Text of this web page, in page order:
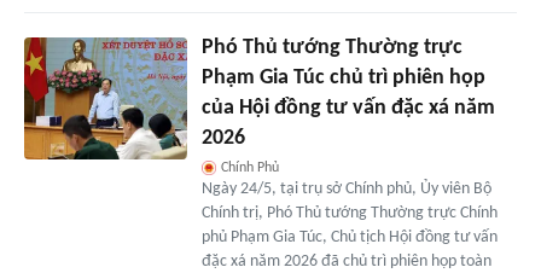
Phó Thủ tướng Thường trực
Phạm Gia Túc chủ trì phiên họp
của Hội đồng tư vấn đặc xá năm
2026
Chính Phủ
Ngày 24/5, tại trụ sở Chính phủ, Ủy viên Bộ
Chính trị, Phó Thủ tướng Thường trực Chính
phủ Phạm Gia Túc, Chủ tịch Hội đồng tư vấn
đặc xá năm 2026 đã chủ trì phiên họp toàn